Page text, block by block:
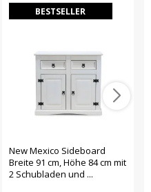
BESTSELLER
New Mexico Sideboard
Breite 91 cm, Höhe 84 cm mit
2 Schubladen und ...